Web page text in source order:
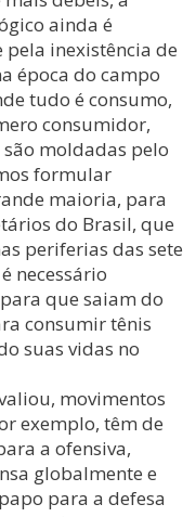
ainda é
inexistência de
época do campo
tudo é consumo,
consumidor,
moldadas pelo
formular
maioria, para
do Brasil, que
periferias das sete
necessário
que saiam do
consumir tênis
suas vidas no
movimentos
exemplo, têm de
a ofensiva,
globalmente e
para a defesa